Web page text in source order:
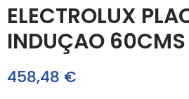
ELECTROLUX
INDUÇAO 60CMS
458,48 €